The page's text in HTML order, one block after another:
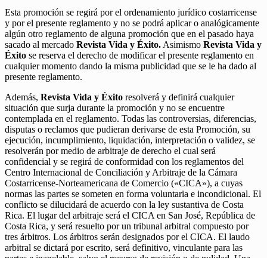
Esta promoción se regirá por el ordenamiento jurídico costarricense
y por el presente reglamento y no se podrá aplicar o analógicamente
algún otro reglamento de alguna promoción que en el pasado haya
sacado al mercado Revista Vida y Éxito. Asimismo Revista Vida y
Éxito se reserva el derecho de modificar el presente reglamento en
cualquier momento dando la misma publicidad que se le ha dado al
presente reglamento.
Además, Revista Vida y Éxito resolverá y definirá cualquier
situación que surja durante la promoción y no se encuentre
contemplada en el reglamento. Todas las controversias, diferencias,
disputas o reclamos que pudieran derivarse de esta Promoción, su
ejecución, incumplimiento, liquidación, interpretación o validez, se
resolverán por medio de arbitraje de derecho el cual será
confidencial y se regirá de conformidad con los reglamentos del
Centro Internacional de Conciliación y Arbitraje de la Cámara
Costarricense-Norteamericana de Comercio («CICA»), a cuyas
normas las partes se someten en forma voluntaria e incondicional. El
conflicto se dilucidará de acuerdo con la ley sustantiva de Costa
Rica. El lugar del arbitraje será el CICA en San José, República de
Costa Rica, y será resuelto por un tribunal arbitral compuesto por
tres árbitros. Los árbitros serán designados por el CICA. El laudo
arbitral se dictará por escrito, será definitivo, vinculante para las